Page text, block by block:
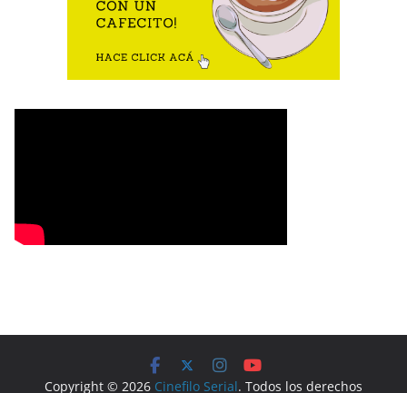
Copyright © 2026 Cinefilo Serial. Todos los derechos